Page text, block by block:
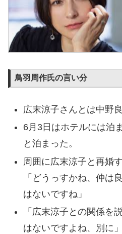
鳥羽周作氏の言い分
広末涼子さんとは中野
6月3日はホテルには泊
と泊まった。
周囲に広末涼子と再婚
「どうっすかね、仲は
はないですね」
「広末涼子との関係を
はないですよね、別に」